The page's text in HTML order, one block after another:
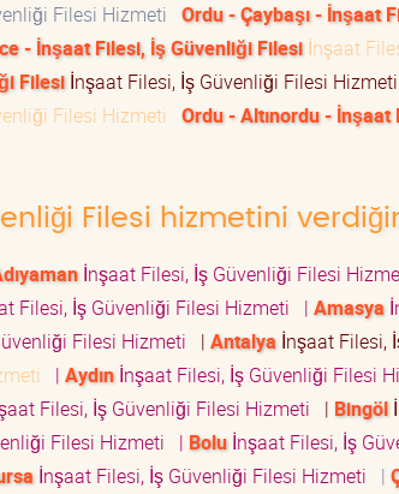
Filesi Hizmeti Ordu - Çaybaşı - İnşaat
- İnşaat Filesi, İş Güvenliği Filesiİnşaat
Filesiİnşaat Filesi, İş Güvenliği Filesi Hizmeti
Filesi Hizmeti Ordu - Altınordu -
Filesi hizmetini
İnşaat Filesi, İş Güvenliği Filesi
Filesi, İş Güvenliği Filesi Hizmeti | Amasya
Filesi Hizmeti | Antalya İnşaat Filesi,
| Aydınİnşaat Filesi, İş Güvenliği Filesi
Filesi, İş Güvenliği Filesi Hizmeti | Bingöl
Filesi Hizmeti | Boluİnşaat Filesi, İş
İnşaat Filesi, İş Güvenliği Filesi Hizmeti |